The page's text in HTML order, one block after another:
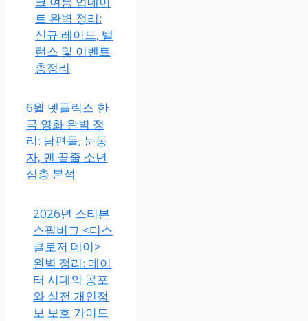
트 완벽 정리:
신규 레이드, 밸
런스 및 이벤트
총정리
6월 넷플릭스 한
국 영화 완벽 정
리: 남편들, 눈동
자, 맨 끝줄 소년
심층 분석
2026년 스티븐
스필버그 <디스
클로저 데이>
완벽 정리: 데이
터 시대의 공포
와 실전 개인정
보 보호 가이드